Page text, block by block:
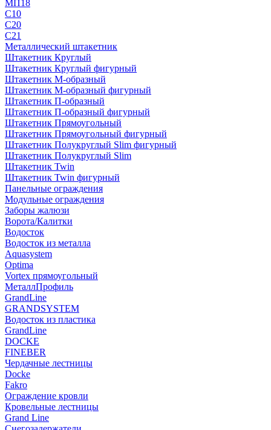
МП18
С10
С20
С21
Металлический штакетник
Штакетник Круглый
Штакетник Круглый фигурный
Штакетник М-образный
Штакетник М-образный фигурный
Штакетник П-образный
Штакетник П-образный фигурный
Штакетник Прямоугольный
Штакетник Прямоугольный фигурный
Штакетник Полукруглый Slim фигурный
Штакетник Полукруглый Slim
Штакетник Twin
Штакетник Twin фигурный
Панельные ограждения
Модульные ограждения
Заборы жалюзи
Ворота/Калитки
Водосток
Водосток из металла
Aquasystem
Optima
Vortex прямоугольный
МеталлПрофиль
GrandLine
GRANDSYSTEM
Водосток из пластика
GrandLine
DOCKE
FINEBER
Чердачные лестницы
Docke
Fakro
Ограждение кровли
Кровельные лестницы
Grand Line